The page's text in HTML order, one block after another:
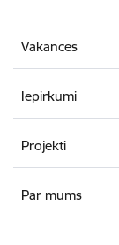
Vakances
Iepirkumi
Projekti
Par mums